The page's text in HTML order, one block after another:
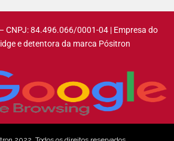
CNPJ: 84.496.066/0001-04 | Empresa do
e detentora da marca Pósitron